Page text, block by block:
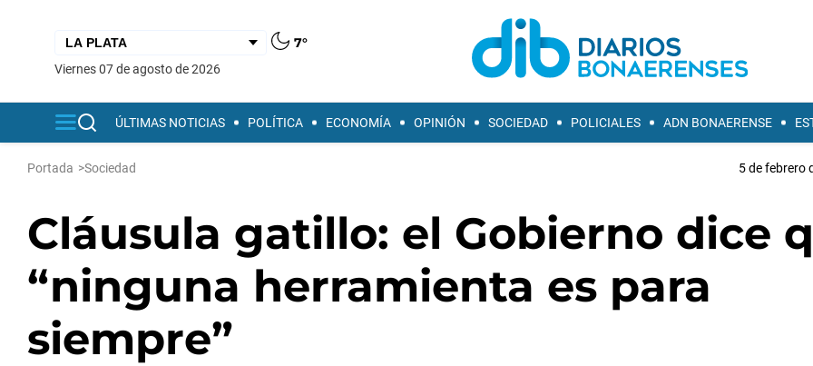
7°
viernes 07 de agosto de 2026
ÚLTIMAS NOTICIAS POLÍTICA ECONOMÍA OPINIÓN SOCIEDAD POLICIALES ADN BONAERENSE
Portada >Sociedad 5 de febrero
Cláusula gatillo: el Gobierno dice
“ninguna herramienta es para
siempre”